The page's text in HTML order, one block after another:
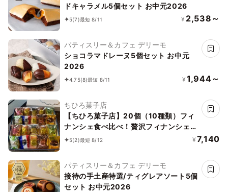
ドキャラメル5個セット お中元2026
5(7)最短 8/11 ¥ 2,538～
パティスリー＆カフェ デリーモ
ショコラマドレーヌ5個セット お中元
2026
4.75(8)最短 8/11 ¥ 1,944～
ちひろ菓子店
【ちひろ菓子店】20個（10種類）フィ
ナンシェ食べ比べ！贅沢フィナンシェ
BOX
5(2)最短 8/12 ¥ 7,140
パティスリー＆カフェ デリーモ
接待の手土産特選/ティグレアソート5個
セット お中元2026